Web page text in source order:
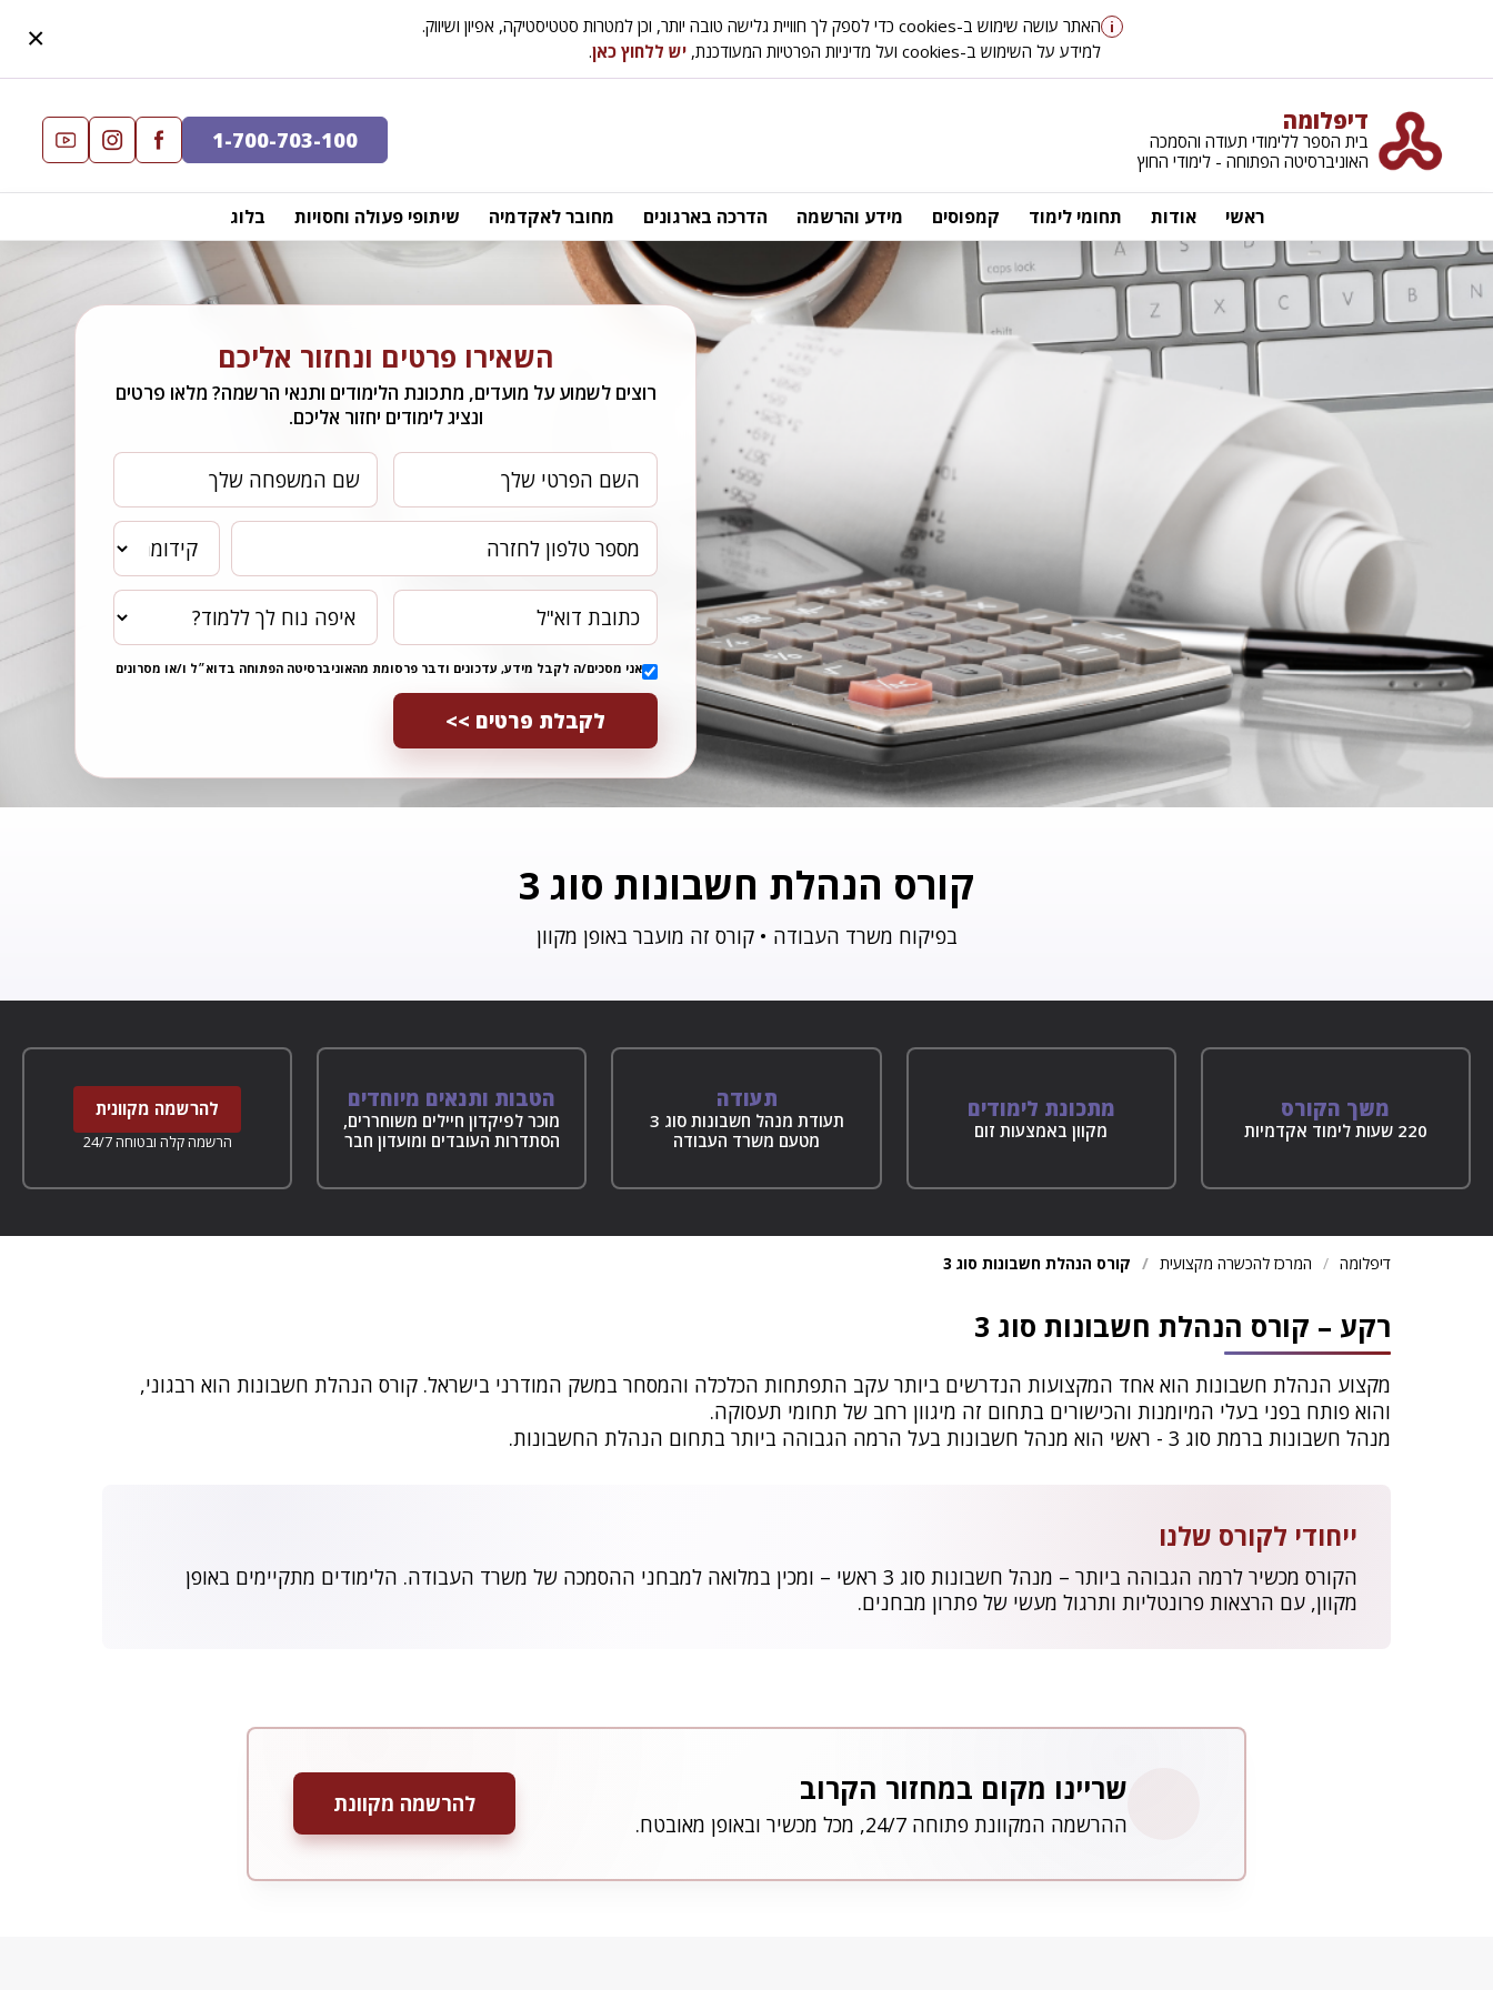
× i האתר עושה שימוש ב-cookies כדי לספק לך חוויית גלישה טובה יותר, וכן למטרות סטטיסטיקה, אפיון ושיווק.
למידע על השימוש ב-cookies ועל מדיניות הפרטיות המעודכנת,
יש ללחוץ כאן.
דיפלומה
בית הספר ללימודי תעודה והסמכה
האוניברסיטה הפתוחה - לימודי החוץ
1-700-703-100
ראשי אודות תחומי לימוד קמפוסים מידע והרשמה הדרכה בארגונים מחובר לאקדמיה שיתופי פעולה וחסויות בלוג
השאירו פרטים ונחזור אליכם
רוצים לשמוע על מועדים, מתכונת הלימודים ותנאי הרשמה? מלאו פרטים
ונציג לימודים יחזור אליכם.
אני מסכים/ה לקבל מידע, עדכונים ודבר פרסומת מהאוניברסיטה הפתוחה בדוא״ל ו/או מסרונים
לקבלת פרטים >>
קורס הנהלת חשבונות סוג 3
בפיקוח משרד העבודה • קורס זה מועבר באופן מקוון
משך הקורס
220 שעות לימוד אקדמיות
מתכונת לימודים
מקוון באמצעות זום
תעודה
תעודת מנהל חשבונות סוג 3
מטעם משרד העבודה
הטבות ותנאים מיוחדים
מוכר לפיקדון חיילים משוחררים,
הסתדרות העובדים ומועדון חבר
להרשמה מקוונית
הרשמה קלה ובטוחה 24/7
דיפלומה המרכז להכשרה מקצועית קורס הנהלת חשבונות סוג 3
רקע – קורס הנהלת חשבונות סוג 3
מקצוע הנהלת חשבונות הוא אחד המקצועות הנדרשים ביותר עקב התפתחות הכלכלה והמסחר במשק המודרני בישראל. קורס הנהלת חשבונות הוא רבגוני,
והוא פותח בפני בעלי המיומנות והכישורים בתחום זה מיגוון רחב של תחומי תעסוקה.
מנהל חשבונות ברמת סוג 3 - ראשי הוא מנהל חשבונות בעל הרמה הגבוהה ביותר בתחום הנהלת החשבונות.
ייחודי לקורס שלנו
הקורס מכשיר לרמה הגבוהה ביותר – מנהל חשבונות סוג 3 ראשי – ומכין במלואה למבחני ההסמכה של משרד העבודה. הלימודים מתקיימים באופן
מקוון, עם הרצאות פרונטליות ותרגול מעשי של פתרון מבחנים.
שריינו מקום במחזור הקרוב
ההרשמה המקוונת פתוחה 24/7, מכל מכשיר ובאופן מאובטח.
להרשמה מקוונת